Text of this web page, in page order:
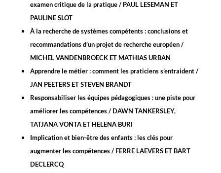
examen critique de la pratique / PAUL LESEMAN ET
PAULINE SLOT
À la recherche de systèmes compétents : conclusions et
recommandations d’un projet de recherche européen /
MICHEL VANDENBROECK ET MATHIAS URBAN
Apprendre le métier : comment les praticiens s’entraident /
JAN PEETERS ET STEVEN BRANDT
Responsabiliser les équipes pédagogiques : une piste pour
améliorer les compétences / DAWN TANKERSLEY,
TATJANA VONTA ET HELENA BURI
Implication et bien-être des enfants : les clés pour
augmenter les compétences / FERRE LAEVERS ET BART
DECLERCQ